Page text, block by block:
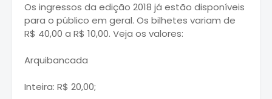
Os ingressos da edição 2018 já estão disponíveis
para o público em geral. Os bilhetes variam de
R$ 40,00 a R$ 10,00. Veja os valores:
Arquibancada
Inteira: R$ 20,00;